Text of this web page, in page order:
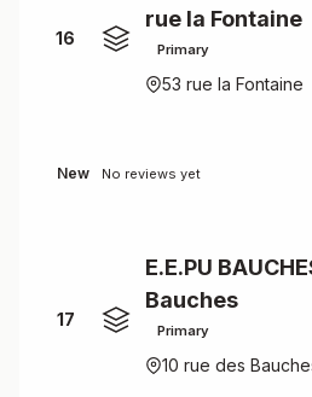
16
rue la Fontaine
Primary
53 rue la Fontaine
New No reviews yet
17
E.E.PU
Bauches
Primary
10 rue des